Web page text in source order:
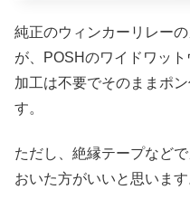
純正のウィンカーリレー
が、POSHのワイドワッ
加工は不要でそのままポ
す。
ただし、絶縁テープなど
おいた方がいいと思います